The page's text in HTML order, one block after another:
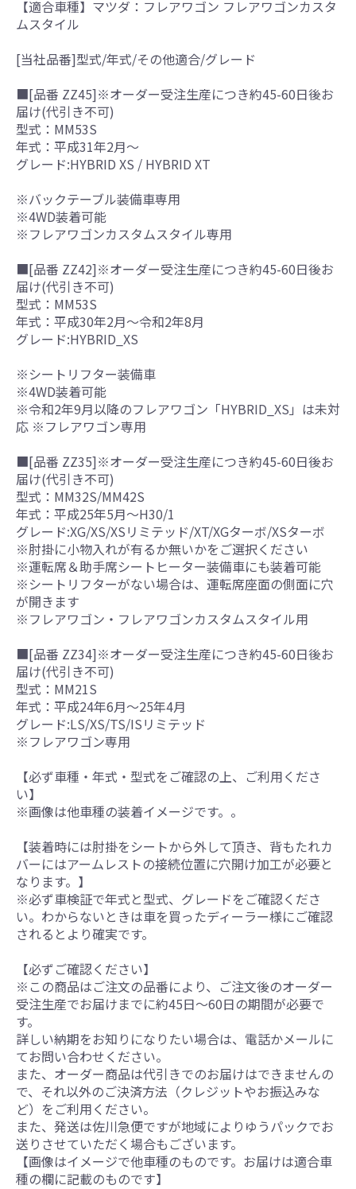
【適合車種】マツダ：フレアワゴン フレアワゴンカスタ
ムスタイル
[当社品番]型式/年式/その他適合/グレード
■[品番 ZZ45]※オーダー受注生産につき約45-60日後お
届け(代引き不可)
型式：MM53S
年式：平成31年2月～
グレード:HYBRID XS / HYBRID XT
※バックテーブル装備車専用
※4WD装着可能
※フレアワゴンカスタムスタイル専用
■[品番 ZZ42]※オーダー受注生産につき約45-60日後お
届け(代引き不可)
型式：MM53S
年式：平成30年2月～令和2年8月
グレード:HYBRID_XS
※シートリフター装備車
※4WD装着可能
※令和2年9月以降のフレアワゴン「HYBRID_XS」は未対
応 ※フレアワゴン専用
■[品番 ZZ35]※オーダー受注生産につき約45-60日後お
届け(代引き不可)
型式：MM32S/MM42S
年式：平成25年5月～H30/1
グレード:XG/XS/XSリミテッド/XT/XGターボ/XSターボ
※肘掛に小物入れが有るか無いかをご選択ください
※運転席＆助手席シートヒーター装備車にも装着可能
※シートリフターがない場合は、運転席座面の側面に穴
が開きます
※フレアワゴン・フレアワゴンカスタムスタイル用
■[品番 ZZ34]※オーダー受注生産につき約45-60日後お
届け(代引き不可)
型式：MM21S
年式：平成24年6月～25年4月
グレード:LS/XS/TS/ISリミテッド
※フレアワゴン専用
【必ず車種・年式・型式をご確認の上、ご利用くださ
い】
※画像は他車種の装着イメージです。。
【装着時には肘掛をシートから外して頂き、背もたれカ
バーにはアームレストの接続位置に穴開け加工が必要と
なります。】
※必ず車検証で年式と型式、グレードをご確認くださ
い。わからないときは車を買ったディーラー様にご確認
されるとより確実です。
【必ずご確認ください】
※この商品はご注文の品番により、ご注文後のオーダー
受注生産でお届けまでに約45日～60日の期間が必要で
す。
詳しい納期をお知りになりたい場合は、電話かメールに
てお問い合わせください。
また、オーダー商品は代引きでのお届けはできませんの
で、それ以外のご決済方法（クレジットやお振込みな
ど）をご利用ください。
また、発送は佐川急便ですが地域によりゆうパックでお
送りさせていただく場合もございます。
【画像はイメージで他車種のものです。お届けは適合車
種の欄に記載のものです】